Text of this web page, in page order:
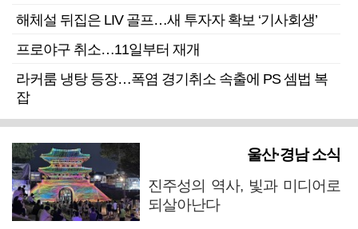
해체설 뒤집은 LIV 골프…새 투자자 확보 ‘기사회생’
프로야구 취소…11일부터 재개
라커룸 냉탕 등장…폭염 경기취소 속출에 PS 셈법 복
잡
울산·경남 소식
진주성의 역사, 빛과 미디어로
되살아난다